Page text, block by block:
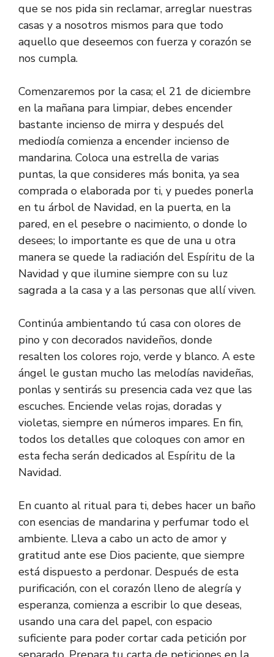
que se nos pida sin reclamar, arreglar nuestras
casas y a nosotros mismos para que todo
aquello que deseemos con fuerza y corazón se
nos cumpla.
Comenzaremos por la casa; el 21 de diciembre
en la mañana para limpiar, debes encender
bastante incienso de mirra y después del
mediodía comienza a encender incienso de
mandarina. Coloca una estrella de varias
puntas, la que consideres más bonita, ya sea
comprada o elaborada por ti, y puedes ponerla
en tu árbol de Navidad, en la puerta, en la
pared, en el pesebre o nacimiento, o donde lo
desees; lo importante es que de una u otra
manera se quede la radiación del Espíritu de la
Navidad y que ilumine siempre con su luz
sagrada a la casa y a las personas que allí viven.
Continúa ambientando tú casa con olores de
pino y con decorados navideños, donde
resalten los colores rojo, verde y blanco. A este
ángel le gustan mucho las melodías navideñas,
ponlas y sentirás su presencia cada vez que las
escuches. Enciende velas rojas, doradas y
violetas, siempre en números impares. En fin,
todos los detalles que coloques con amor en
esta fecha serán dedicados al Espíritu de la
Navidad.
En cuanto al ritual para ti, debes hacer un baño
con esencias de mandarina y perfumar todo el
ambiente. Lleva a cabo un acto de amor y
gratitud ante ese Dios paciente, que siempre
está dispuesto a perdonar. Después de esta
purificación, con el corazón lleno de alegría y
esperanza, comienza a escribir lo que deseas,
usando una cara del papel, con espacio
suficiente para poder cortar cada petición por